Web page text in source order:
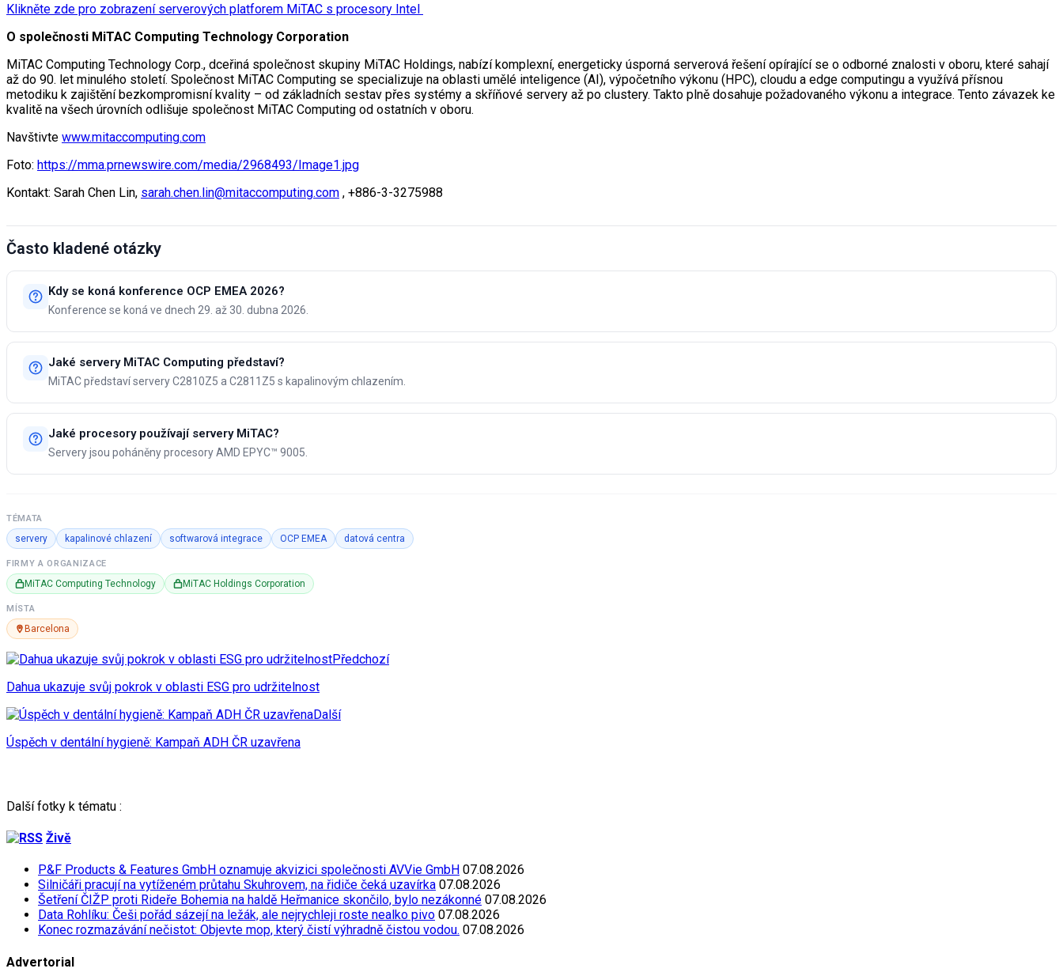
Klikněte zde pro zobrazení serverových platforem MiTAC s procesory Intel
O společnosti MiTAC Computing Technology Corporation
MiTAC Computing Technology Corp., dceřiná společnost skupiny MiTAC Holdings, nabízí komplexní, energeticky úsporná serverová řešení opírající se o odborné znalosti v oboru, které sahají
až do 90. let minulého století. Společnost MiTAC Computing se specializuje na oblasti umělé inteligence (AI), výpočetního výkonu (HPC), cloudu a edge computingu a využívá přísnou
metodiku k zajištění bezkompromisní kvality – od základních sestav přes systémy a skříňové servery až po clustery. Takto plně dosahuje požadovaného výkonu a integrace. Tento závazek ke
kvalitě na všech úrovních odlišuje společnost MiTAC Computing od ostatních v oboru.
Navštivte www.mitaccomputing.com
Foto: https://mma.prnewswire.com/media/2968493/Image1.jpg
Kontakt: Sarah Chen Lin, sarah.chen.lin@mitaccomputing.com , +886-3-3275988
Často kladené otázky
Kdy se koná konference OCP EMEA 2026?
Konference se koná ve dnech 29. až 30. dubna 2026.
Jaké servery MiTAC Computing představí?
MiTAC představí servery C2810Z5 a C2811Z5 s kapalinovým chlazením.
Jaké procesory používají servery MiTAC?
Servery jsou poháněny procesory AMD EPYC™ 9005.
TÉMATA
servery kapalinové chlazení softwarová integrace OCP EMEA datová centra
FIRMY A ORGANIZACE
MiTAC Computing Technology MiTAC Holdings Corporation
MÍSTA
Barcelona
Předchozí
Dahua ukazuje svůj pokrok v oblasti ESG pro udržitelnost
Další
Úspěch v dentální hygieně: Kampaň ADH ČR uzavřena
Další fotky k tématu :
Živě
P&F Products & Features GmbH oznamuje akvizici společnosti AVVie GmbH 07.08.2026
Silničáři pracují na vytíženém průtahu Skuhrovem, na řidiče čeká uzavírka 07.08.2026
Šetření ČIŽP proti Rideře Bohemia na haldě Heřmanice skončilo, bylo nezákonné 07.08.2026
Data Rohlíku: Češi pořád sázejí na ležák, ale nejrychleji roste nealko pivo 07.08.2026
Konec rozmazávání nečistot: Objevte mop, který čistí výhradně čistou vodou. 07.08.2026
Advertorial